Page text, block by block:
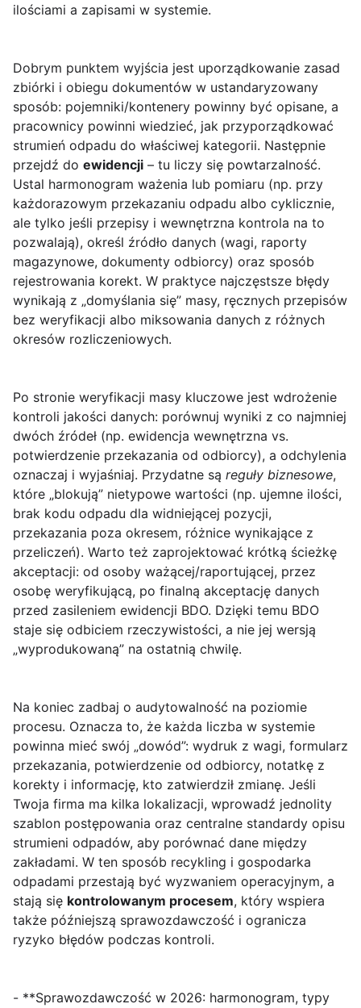
ilościami a zapisami w systemie.
Dobrym punktem wyjścia jest uporządkowanie zasad
zbiórki i obiegu dokumentów w ustandaryzowany
sposób: pojemniki/kontenery powinny być opisane, a
pracownicy powinni wiedzieć, jak przyporządkować
strumień odpadu do właściwej kategorii. Następnie
przejdź do ewidencji – tu liczy się powtarzalność.
Ustal harmonogram ważenia lub pomiaru (np. przy
każdorazowym przekazaniu odpadu albo cyklicznie,
ale tylko jeśli przepisy i wewnętrzna kontrola na to
pozwalają), określ źródło danych (wagi, raporty
magazynowe, dokumenty odbiorcy) oraz sposób
rejestrowania korekt. W praktyce najczęstsze błędy
wynikają z „domyślania się” masy, ręcznych przepisów
bez weryfikacji albo miksowania danych z różnych
okresów rozliczeniowych.
Po stronie weryfikacji masy kluczowe jest wdrożenie
kontroli jakości danych: porównuj wyniki z co najmniej
dwóch źródeł (np. ewidencja wewnętrzna vs.
potwierdzenie przekazania od odbiorcy), a odchylenia
oznaczaj i wyjaśniaj. Przydatne są reguły biznesowe,
które „blokują” nietypowe wartości (np. ujemne ilości,
brak kodu odpadu dla widniejącej pozycji,
przekazania poza okresem, różnice wynikające z
przeliczeń). Warto też zaprojektować krótką ścieżkę
akceptacji: od osoby ważącej/raportującej, przez
osobę weryfikującą, po finalną akceptację danych
przed zasileniem ewidencji BDO. Dzięki temu BDO
staje się odbiciem rzeczywistości, a nie jej wersją
„wyprodukowaną” na ostatnią chwilę.
Na koniec zadbaj o audytowalność na poziomie
procesu. Oznacza to, że każda liczba w systemie
powinna mieć swój „dowód”: wydruk z wagi, formularz
przekazania, potwierdzenie od odbiorcy, notatkę z
korekty i informację, kto zatwierdził zmianę. Jeśli
Twoja firma ma kilka lokalizacji, wprowadź jednolity
szablon postępowania oraz centralne standardy opisu
strumieni odpadów, aby porównać dane między
zakładami. W ten sposób recykling i gospodarka
odpadami przestają być wyzwaniem operacyjnym, a
stają się kontrolowanym procesem, który wspiera
także późniejszą sprawozdawczość i ogranicza
ryzyko błędów podczas kontroli.
- **Sprawozdawczość w 2026: harmonogram, typy